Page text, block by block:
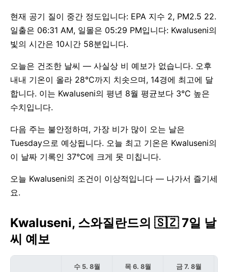
현재 공기 질이 중간 정도입니다: EPA 지수 2, PM2.5 22.
일출은 06:31 AM, 일몰은 05:29 PM입니다: Kwaluseni의
빛의 시간은 10시간 58분입니다.
오늘은 건조한 날씨 — 사실상 비 예보가 없습니다. 오후
내내 기온이 올라 28°C까지 치솟으며, 14경에 최고에 달
합니다. 이는 Kwaluseni의 평년 8월 평균보다 3°C 높은
수치입니다.
다음 주는 불안정하며, 가장 비가 많이 오는 날은
Tuesday으로 예상됩니다. 오늘 최고 기온은 Kwaluseni의
이 날짜 기록인 37°C에 크게 못 미칩니다.
오늘 Kwaluseni의 조건이 이상적입니다 — 나가서 즐기세
요.
Kwaluseni, 스와질란드의 🇸🇿 7일 날
씨 예보
수 5. 8월 목 6. 8월 금 7. 8월